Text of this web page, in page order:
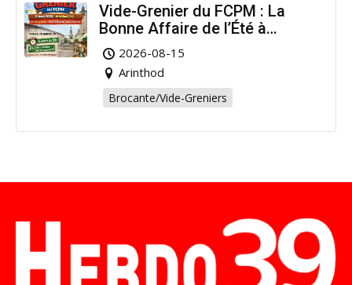
Vide-Grenier du FCPM : La
Bonne Affaire de l’Été à
Arinthod !
2026-08-15
Arinthod
Brocante/Vide-Greniers